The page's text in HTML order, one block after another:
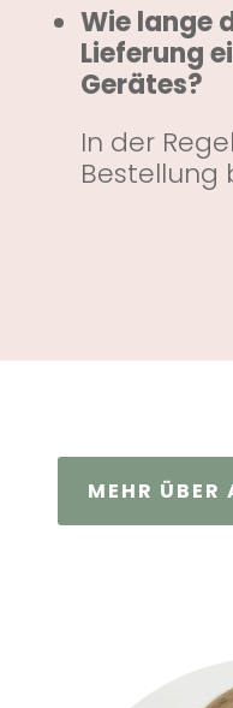
Wie lange
Lieferung
Gerätes?
In der
Bestellung
MEHR ÜBER